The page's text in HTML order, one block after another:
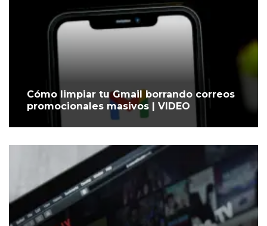
Cómo limpiar tu Gmail borrando correos
promocionales masivos | VIDEO